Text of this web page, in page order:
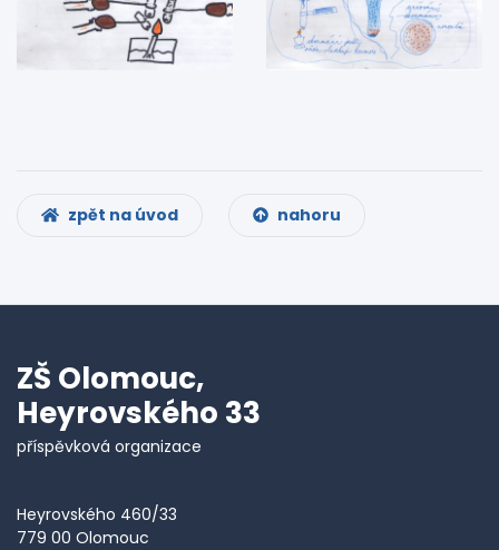
zpět na úvod nahoru
ZŠ Olomouc,
Heyrovského 33
příspěvková organizace
Heyrovského 460/33
779 00 Olomouc